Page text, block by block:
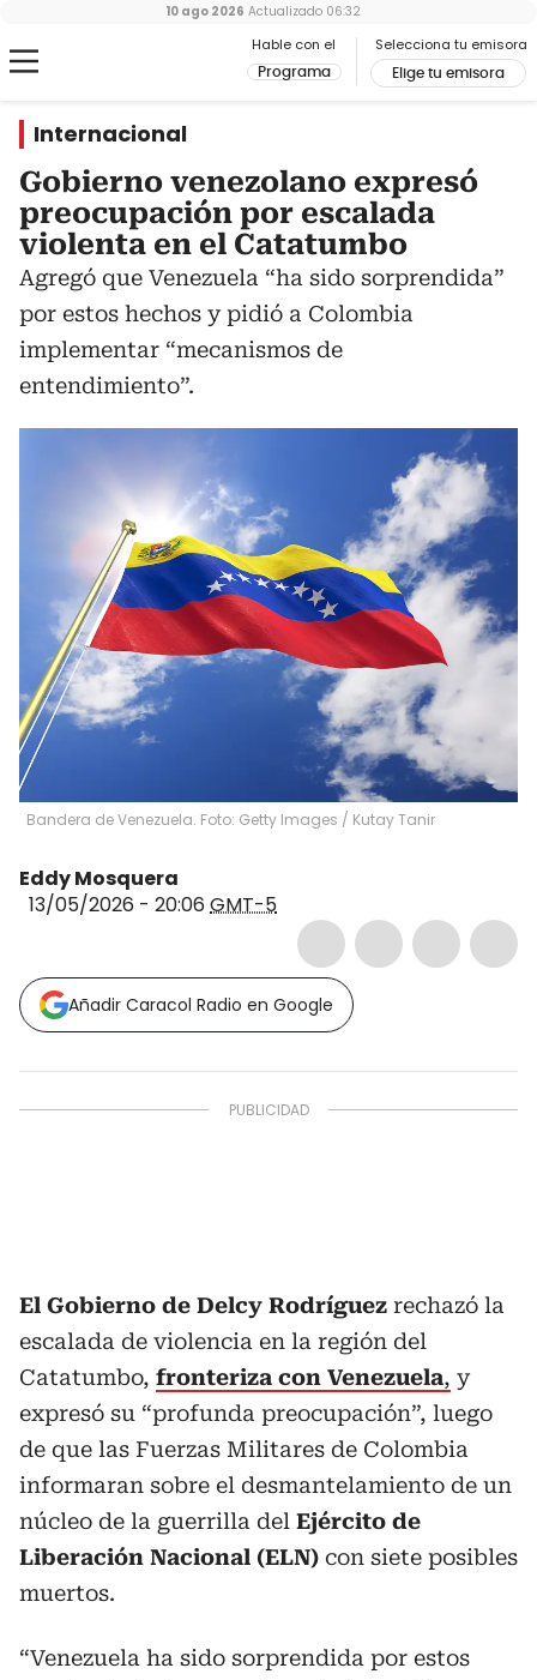
Hable con el
Programa
Selecciona tu emisora
Elige tu emisora
10 ago 2026 Actualizado 06:32
Internacional
Gobierno venezolano expresó
preocupación por escalada
violenta en el Catatumbo
Agregó que Venezuela “ha sido sorprendida”
por estos hechos y pidió a Colombia
implementar “mecanismos de
entendimiento”.
Bandera de Venezuela. Foto: Getty Images / Kutay Tanir
Eddy Mosquera
13/05/2026 - 20:06 GMT-5
Añadir Caracol Radio en Google
El Gobierno de Delcy Rodríguez rechazó la
escalada de violencia en la región del
Catatumbo, fronteriza con Venezuela, y
expresó su “profunda preocupación”, luego
de que las Fuerzas Militares de Colombia
informaran sobre el desmantelamiento de un
núcleo de la guerrilla del Ejército de
Liberación Nacional (ELN) con siete posibles
muertos.
“Venezuela ha sido sorprendida por estos